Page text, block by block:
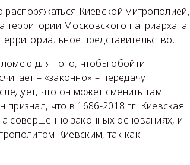
распоряжаться Киевской митрополией,
территории Московского патриархата
представительство.
для того, чтобы обойти
– «законно» – передачу
что он может сменить там
что в 1686-2018 гг. Киевская
совершенно законных основаниях, и
Киевским, так как